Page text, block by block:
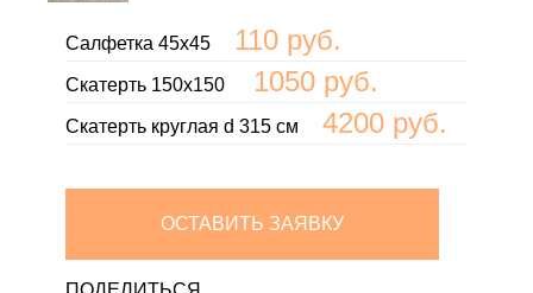
Салфетка 45х45 110 руб.
Скатерть 150х150 1050 руб.
Скатерть круглая d 315 см 4200 руб.
ОСТАВИТЬ ЗАЯВКУ